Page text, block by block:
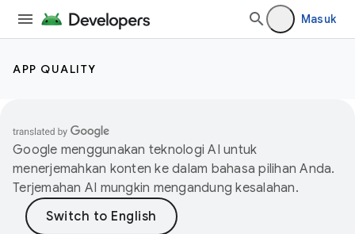
Masuk
APP QUALITY
Google menggunakan teknologi AI untuk
menerjemahkan konten ke dalam bahasa pilihan Anda.
Terjemahan AI mungkin mengandung kesalahan.